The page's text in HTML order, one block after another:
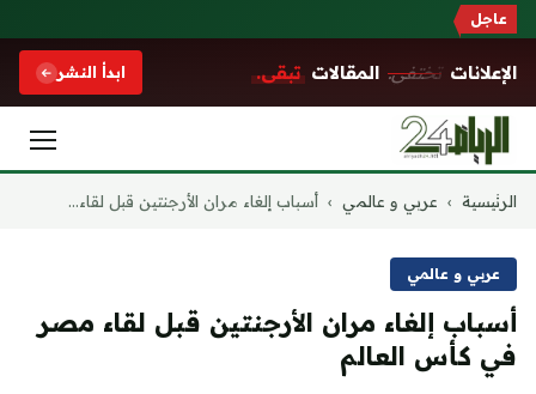
عاجل
الإعلانات تختفي. المقالات تبقى. ابدأ النشر
التجاوز
الرئيسية › عربي و عالمي › أسباب إلغاء مران الأرجنتين قبل لقاء...
عربي و عالمي
أسباب إلغاء مران الأرجنتين قبل لقاء مصر
في كأس العالم